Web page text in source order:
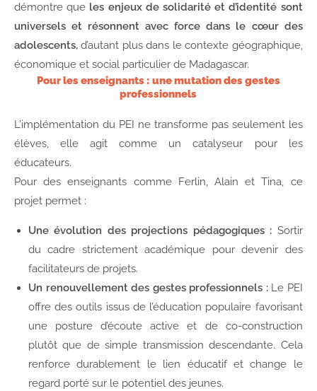
démontre que les enjeux de solidarité et d’identité sont
universels et résonnent avec force dans le cœur des
adolescents,d’autant plus dans le contexte géographique,
économique et social particulier de Madagascar.
Pour les enseignants : une mutation des gestes
professionnels
L’implémentation du PEI ne transforme pas seulement les
élèves, elle agit comme un catalyseur pour les
éducateurs.
Pour des enseignants comme Ferlin, Alain et Tina, ce
projet permet :
Une évolution des projections pédagogiques : Sortir
du cadre strictement académique pour devenir des
facilitateurs de projets.
Un renouvellement des gestes professionnels :Le PEI
offre des outils issus de l’éducation populaire favorisant
une posture d’écoute active et de co-construction
plutôt que de simple transmission descendante. Cela
renforce durablement le lien éducatif et change le
regard porté sur le potentiel des jeunes.